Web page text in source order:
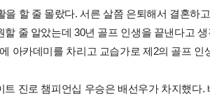
을 할 줄 몰랐다. 서른 살쯤 은퇴해서 결혼하
줄 알았는데 30년 골프 인생을 끝낸다고
아카데미를 차리고 교습가로 제2의 골프 인
진로 챔피언십 우승은 배선우가 차지했다